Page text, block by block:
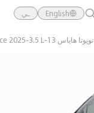
English ـي
تويوتا هاياس Toyota Haice 2025-3.5 L-13